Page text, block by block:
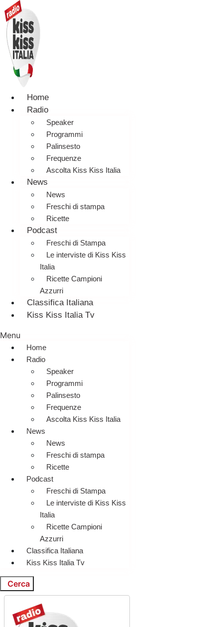
Home
Radio
Speaker
Programmi
Palinsesto
Frequenze
Ascolta Kiss Kiss Italia
News
News
Freschi di stampa
Ricette
Podcast
Freschi di Stampa
Le interviste di Kiss Kiss
Italia
Ricette Campioni
Azzurri
Classifica Italiana
Kiss Kiss Italia Tv
Menu
Home
Radio
Speaker
Programmi
Palinsesto
Frequenze
Ascolta Kiss Kiss Italia
News
News
Freschi di stampa
Ricette
Podcast
Freschi di Stampa
Le interviste di Kiss Kiss
Italia
Ricette Campioni
Azzurri
Classifica Italiana
Kiss Kiss Italia Tv
Cerca